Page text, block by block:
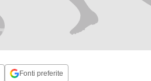
Fonti preferite